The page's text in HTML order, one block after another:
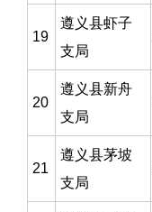
19
遵义县虾子
支局
20
遵义县新舟
支局
21
遵义县茅坡
支局